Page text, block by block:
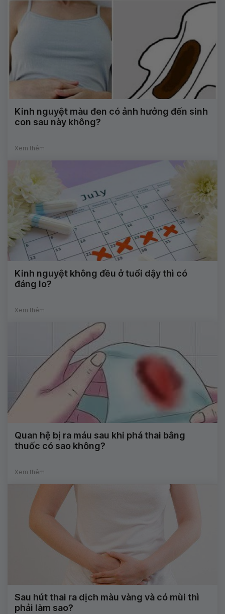
Kinh nguyệt màu đen có ảnh hưởng đến sinh
con sau này không?
Xem thêm
Kinh nguyệt không đều ở tuổi dậy thì có
đáng lo?
Xem thêm
Quan hệ bị ra máu sau khi phá thai bằng
thuốc có sao không?
Xem thêm
Sau hút thai ra dịch màu vàng và có mùi thì
phải làm sao?